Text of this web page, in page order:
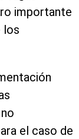
importante
los
el caso de